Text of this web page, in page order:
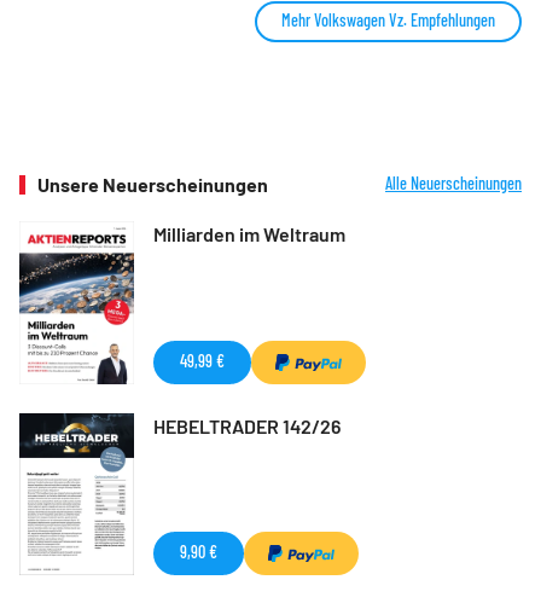
Mehr Volkswagen Vz. Empfehlungen
Unsere Neuerscheinungen Alle Neuerscheinungen
Milliarden im Weltraum
49,99 €
HEBELTRADER 142/26
9,90 €